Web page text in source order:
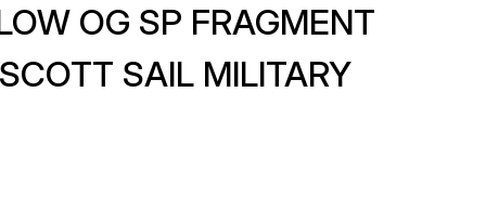
OG SP FRAGMENT
SAIL MILITARY